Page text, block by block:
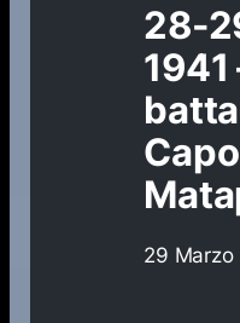
28-
1941
Capo
29 Marzo